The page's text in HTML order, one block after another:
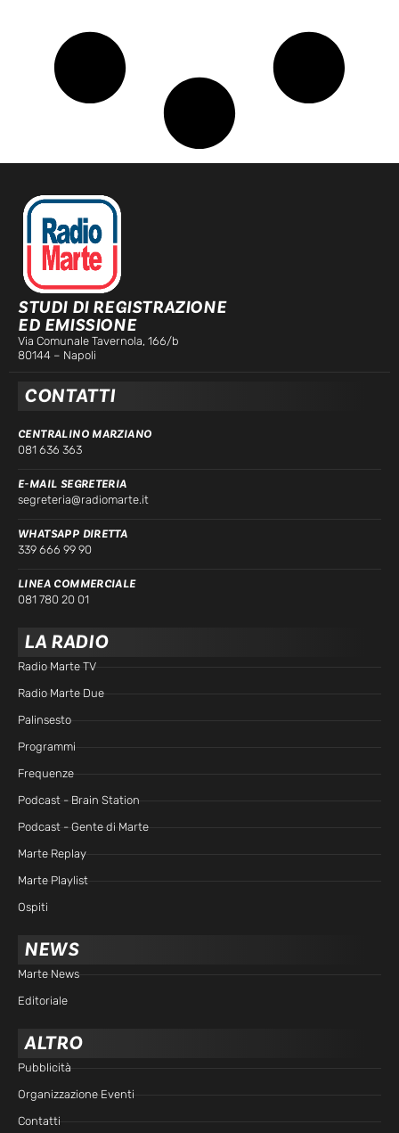
STUDI DI REGISTRAZIONE
ED EMISSIONE
Via Comunale Tavernola, 166/b
80144 – Napoli
CONTATTI
CENTRALINO MARZIANO
081 636 363
E-MAIL SEGRETERIA
segreteria@radiomarte.it
WHATSAPP DIRETTA
339 666 99 90
LINEA COMMERCIALE
081 780 20 01
LA RADIO
Radio Marte TV
Radio Marte Due
Palinsesto
Programmi
Frequenze
Podcast - Brain Station
Podcast - Gente di Marte
Marte Replay
Marte Playlist
Ospiti
NEWS
Marte News
Editoriale
ALTRO
Pubblicità
Organizzazione Eventi
Contatti